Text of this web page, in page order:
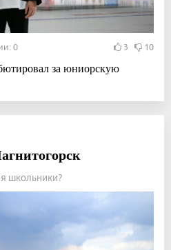
0 3 10
за юниорскую
школьники?